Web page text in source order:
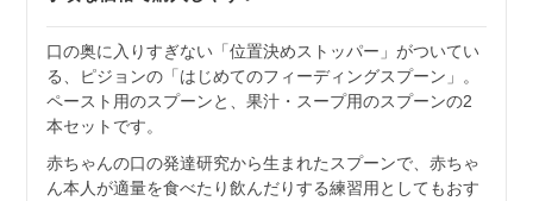
口の奥に入りすぎない「位置決めストッパー」がついてい
る、ピジョンの「はじめてのフィーディングスプーン」。
ペースト用のスプーンと、果汁・スープ用のスプーンの2
本セットです。
赤ちゃんの口の発達研究から生まれたスプーンで、赤ちゃ
ん本人が適量を食べたり飲んだりする練習用としてもおす